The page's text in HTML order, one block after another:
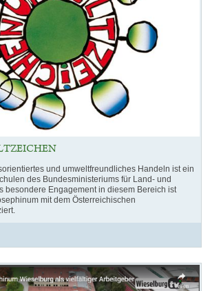
und umweltfreundliches Handeln ist ein
des Bundesministeriums für Land- und
besondere Engagement in diesem Bereich ist
mit dem Österreichischen